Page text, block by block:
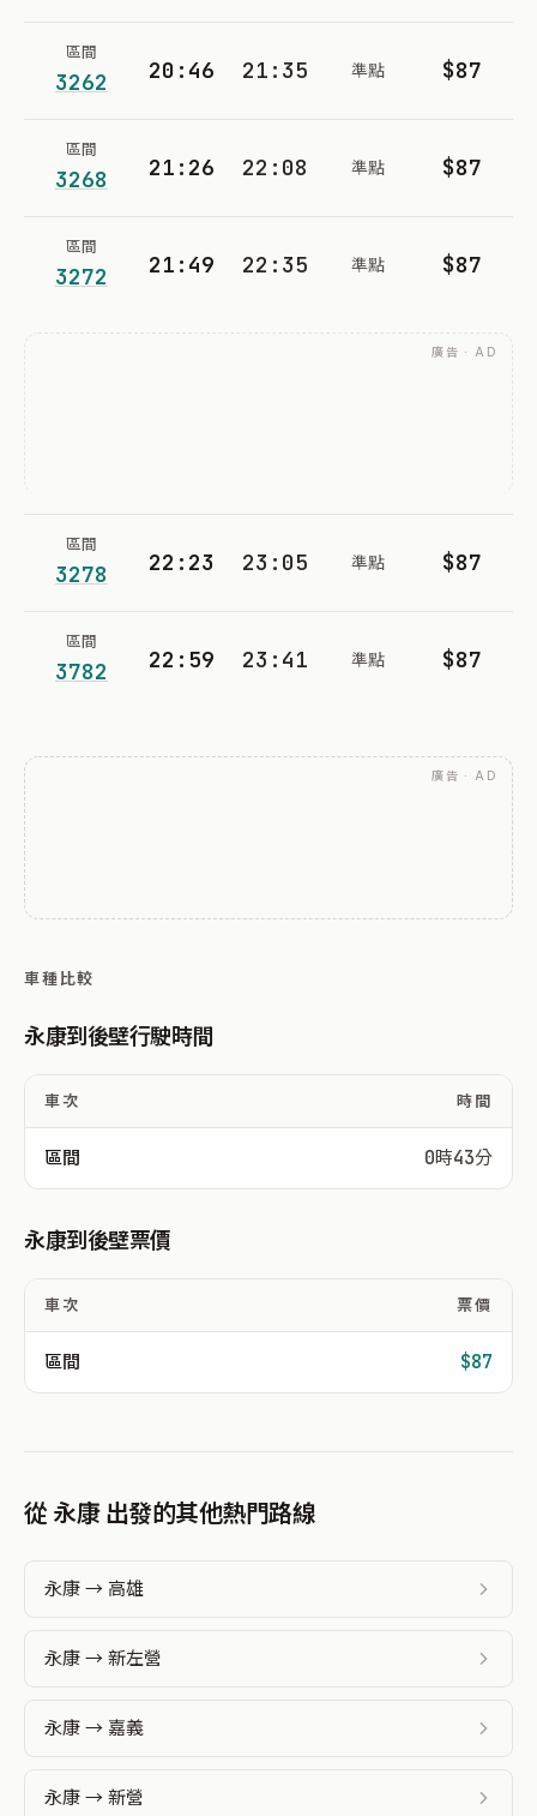
區間
3262 20:46 21:35 準點 $87
區間
3268 21:26 22:08 準點 $87
區間
3272 21:49 22:35 準點 $87
廣告 · AD
區間
3278 22:23 23:05 準點 $87
區間
3782 22:59 23:41 準點 $87
廣告 · AD
車種比較
永康到後壁行駛時間
車次 時間
區間 0時43分
永康到後壁票價
車次 票價
區間 $87
從 永康 出發的其他熱門路線
永康 → 高雄
永康 → 新左營
永康 → 嘉義
永康 → 新營